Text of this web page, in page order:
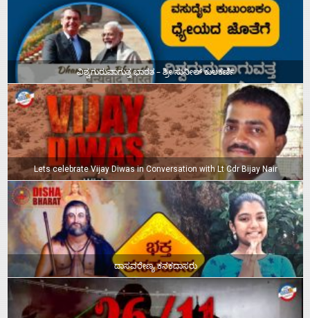
ವಿಶ್ವಗುರುವಾಗುತ್ತ ಭಾರತ – ಶ್ರೀ ಸುನೀಲ್‌ ಕುಲಕರ್ಣಿ
Lets celebrate Vijay Diwas in Conversation with Lt Cdr Bijay Nair
ದಾಸವರೇಣ್ಯ ಕನಕದಾಸರು